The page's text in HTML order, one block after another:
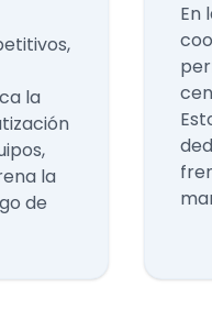
la
la
de
En